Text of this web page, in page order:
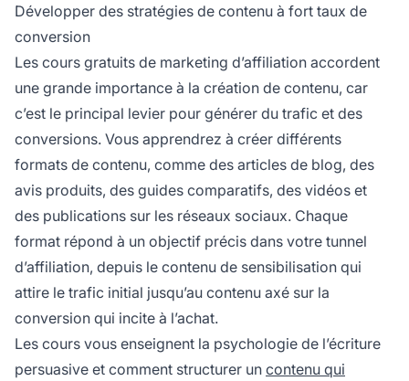
Développer des stratégies de contenu à fort taux de
conversion
Les cours gratuits de marketing d’affiliation accordent
une grande importance à la création de contenu, car
c’est le principal levier pour générer du trafic et des
conversions. Vous apprendrez à créer différents
formats de contenu, comme des articles de blog, des
avis produits, des guides comparatifs, des vidéos et
des publications sur les réseaux sociaux. Chaque
format répond à un objectif précis dans votre tunnel
d’affiliation, depuis le contenu de sensibilisation qui
attire le trafic initial jusqu’au contenu axé sur la
conversion qui incite à l’achat.
Les cours vous enseignent la psychologie de l’écriture
persuasive et comment structurer un contenu qui